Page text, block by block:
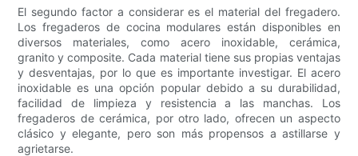
El segundo factor a considerar es el material del fregadero.
Los fregaderos de cocina modulares están disponibles en
diversos materiales, como acero inoxidable, cerámica,
granito y composite. Cada material tiene sus propias ventajas
y desventajas, por lo que es importante investigar. El acero
inoxidable es una opción popular debido a su durabilidad,
facilidad de limpieza y resistencia a las manchas. Los
fregaderos de cerámica, por otro lado, ofrecen un aspecto
clásico y elegante, pero son más propensos a astillarse y
agrietarse.